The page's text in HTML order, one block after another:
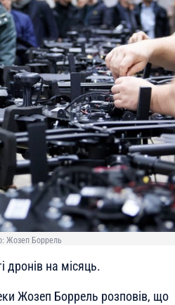
Жозеп Боррель
дрoнів на місяць.
Жозеп Боррель розповів, що